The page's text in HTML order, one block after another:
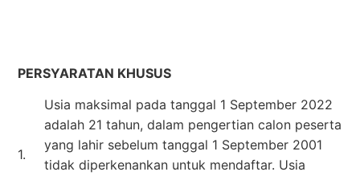
PERSYARATAN KHUSUS
1.
Usia maksimal pada tanggal 1 September 2022
adalah 21 tahun, dalam pengertian calon peserta
yang lahir sebelum tanggal 1 September 2001
tidak diperkenankan untuk mendaftar. Usia